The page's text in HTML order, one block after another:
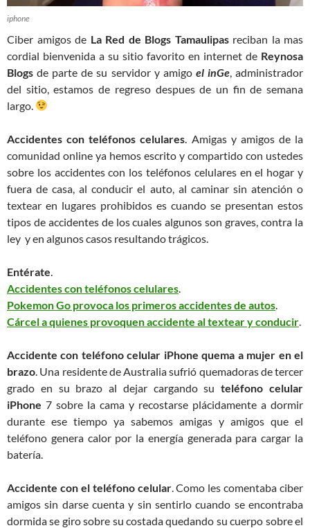
iphone
Ciber amigos de La Red de Blogs Tamaulipasreciban la mas
cordial bienvenida a su sitio favorito en internet de Reynosa
Blogs de parte de su servidor y amigo el inGe, administrador
del sitio, estamos de regreso despues de un fin de semana
largo.
Accidentes con teléfonos celulares . Amigas y amigos de la
comunidad online ya hemos escrito y compartido con ustedes
sobre los accidentes con los teléfonos celulares en el hogar y
fuera de casa, al conducir el auto, al caminar sin atención o
textear en lugares prohibidos es cuando se presentan estos
tipos de accidentes de los cuales algunos son graves, contra la
ley y en algunos casos resultando trágicos.
Entérate
Accidentes con teléfonos celulares
Pokemon Go provoca los primeros accidentes de autos
Cárcel a quienes provoquen accidente al textear y conducir
Accidente con teléfono celular iPhone quema a mujer en el
brazo . Una residente de Australia sufrió quemadoras de tercer
grado en su brazo al dejar cargando suteléfono celular
iPhone 7 sobre la cama y recostarse plácidamente a dormir
durante ese tiempo ya sabemos amigas y amigos que el
teléfono genera calor por la energía generada para cargar la
batería.
Accidente con el teléfono celular. Como les comentaba ciber
amigos sin darse cuenta y sin sentirlo cuando se encontraba
dormida se giro sobre su costada quedando su cuerpo sobre el